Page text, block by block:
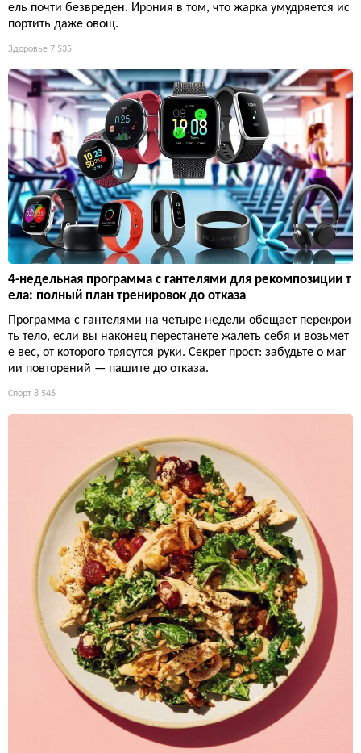
ель почти безвреден. Ирония в том, что жарка умудряется ис
портить даже овощ.
Здоровье 7 535
4-недельная программа с гантелями для рекомпозиции т
ела: полный план тренировок до отказа
Программа с гантелями на четыре недели обещает перекрои
ть тело, если вы наконец перестанете жалеть себя и возьмет
е вес, от которого трясутся руки. Секрет прост: забудьте о маг
ии повторений — пашите до отказа.
Спорт 8 546